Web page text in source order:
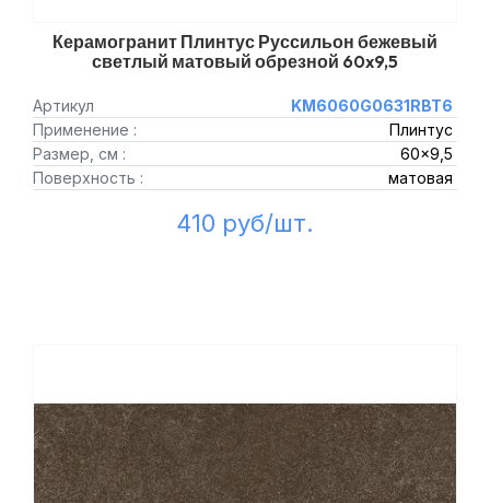
Керамогранит Плинтус Руссильон бежевый
светлый матовый обрезной 60x9,5
Артикул
KM6060G0631RBT6
Применение :
Плинтус
Размер, см :
60x9,5
Поверхность :
матовая
410 руб/шт.